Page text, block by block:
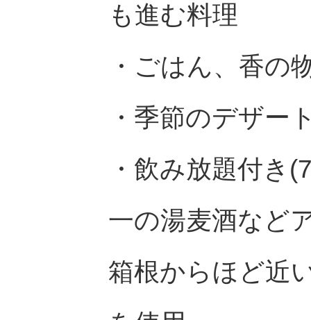
も進む料理
・ごはん、香の
・季節のデザー
・飲み放題付き
一の湯麦酒など
箱根からほど近